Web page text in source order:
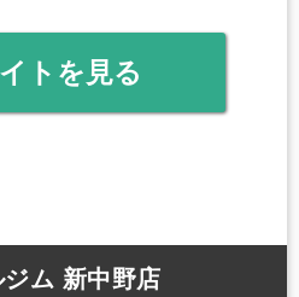
トを見る
ム 新中野店